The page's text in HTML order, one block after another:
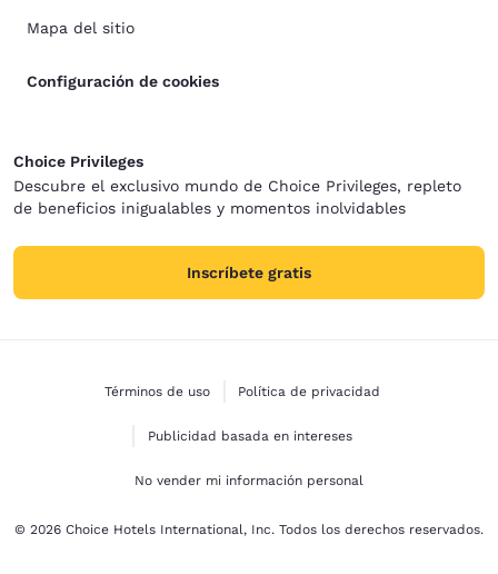
Mapa del sitio
Configuración de cookies
Choice Privileges
Descubre el exclusivo mundo de Choice Privileges, repleto
de beneficios inigualables y momentos inolvidables
Inscríbete gratis
Términos de uso Política de privacidad
Publicidad basada en intereses
No vender mi información personal
© 2026 Choice Hotels International, Inc. Todos los derechos reservados.